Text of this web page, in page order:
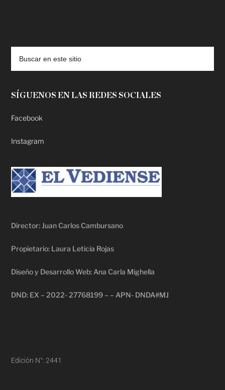
SÍGUENOS EN LAS REDES SOCIALES
Facebook
Instagram
Director: Juan Carlos Cambursano
Propietario: Laura Leticia Rojas
Diseño y Desarrollo Web: Ana Carla Mighella
DND: EX – 2022- 27768199 – – APN- DNDA#MJ
Edición N°: 2441